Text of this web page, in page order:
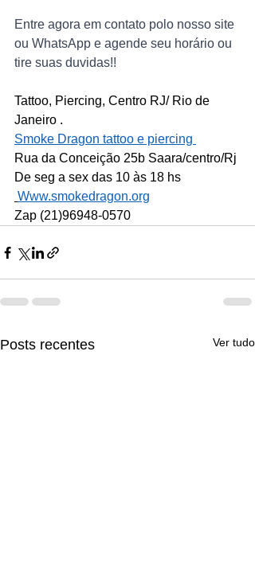
Entre agora em contato polo nosso site
ou WhatsApp e agende seu horário ou
tire suas duvidas!!
Tattoo, Piercing, Centro RJ/ Rio de
Janeiro .
Smoke Dragon tattoo e piercing
Rua da Conceição 25b Saara/centro/Rj
De seg a sex das 10 às 18 hs
Www.smokedragon.org
Zap (21)96948-0570
Posts recentes Ver tudo